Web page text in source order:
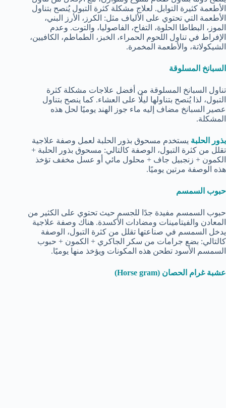
الأطعمة كثيرة التوابل. لعلاج مشكلة كثرة التبول يُنصح بتناول
الأطعمة التي تحتوي على الألياف مثل: الكرز، الأرز البني،
الموز، البطاطا الحلوة، التفاح، الفاصوليا، والتوت. وعدم
الإفراط في تناول اللحوم الحمراء، الخبز، الطماطم، الكافيين،
الشيكولاتة، والأطعمة المخمرة.
السبانخ المسلوقة
تناول السبانخ المسلوقة من أفضل علاجات مشكلة كثرة
التبول، لذا يُنصح بتناولها ليلًا على العشاء. كما ينصح بتناول
عصير السبانخ مضاف إليه ماء جوز الهند يوميًا لحل هذه
المشكلة.
بذور الحلبة يستخدم مسحوق بذور الحلبة لعمل وصفة علاجية
تقلل من كثرة التبول، الوصفة كالتالي: مسحوق بذور الحلبة +
الكمون + زنجبيل جاف + محلول مائي أو عسل مخفف تؤخذ
هذه الوصفة مرتين يوميًا.
حبوب السمسم
حبوب السمسم مفيدة جدًا للجسم حيث تحتوي على الكثير من
المعادن والفيتامينات ومضادات الأكسدة. هناك وصفة علاجية
يدخل السمسم في صناعتها تقلل من كثرة التبول، الوصفة
كالتالي: بضع جرامات من سكر الجاكري + الكمون + حبوب
السمسم الأسود تطحن هذه المكونات ويؤخذ منها يوميًا.
عشبة غرام الحصان (Horse gram)